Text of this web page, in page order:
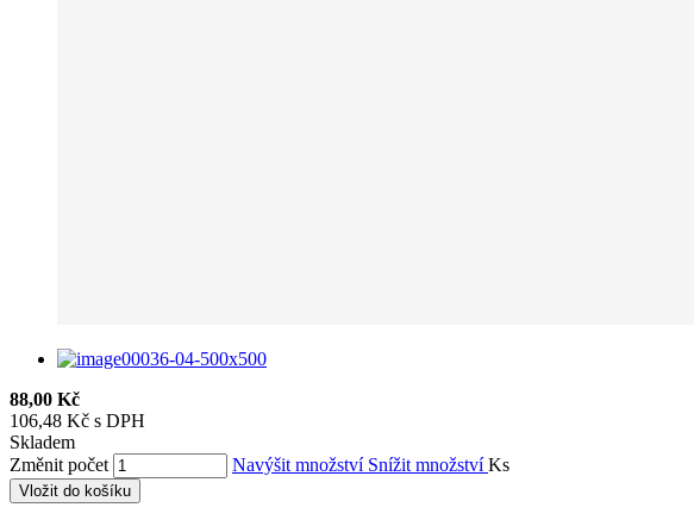
88,00 Kč
106,48 Kč s DPH
Skladem
Změnit počet
Navýšit množství Snížit množstvíKs
Vložit do košíku